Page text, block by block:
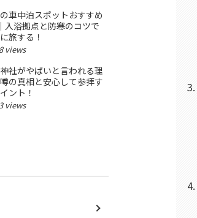
車中泊スポットおすすめ
入浴拠点と防寒のコツで
旅する！
views
社がやばいと言われる理
の真相と安心して参拝す
ント！
views